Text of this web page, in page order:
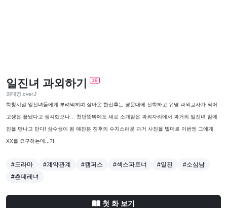
일진녀 과외하기 19
최태영,over.J
학창시절 일진녀들에게 부려먹히며 살아온 한진후는 명문대에 진학하고 유명 과외교사가 되어
고생은 끝났다고 생각했으나… 천만뜻밖에도 새로 소개받은 과외자리에서 과거의 일진녀 임예
진을 만나고 만다! 삼수생이 된 예진은 진후의 수치스러운 과거 사진을 빌미로 이번엔 그에게
XX를 요구하는데...?!
#드라마 #계약관계 #캠퍼스 #섹스파트너 #일진
#소심남
#츤데레녀
첫 화 보기